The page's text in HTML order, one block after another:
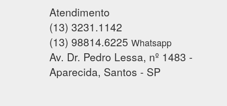
Atendimento
(13) 3231.1142
(13) 98814.6225 Whatsapp
Av. Dr. Pedro Lessa, nº 1483 -
Aparecida, Santos - SP